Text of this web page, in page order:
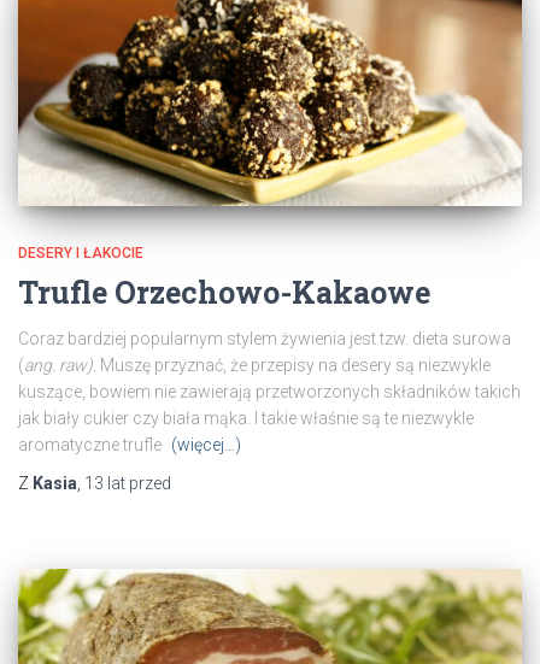
DESERY I ŁAKOCIE
Trufle Orzechowo-Kakaowe
Coraz bardziej popularnym stylem żywienia jest tzw. dieta surowa
(ang. raw). Muszę przyznać, że przepisy na desery są niezwykle
kuszące, bowiem nie zawierają przetworzonych składników takich
jak biały cukier czy biała mąka. I takie właśnie są te niezwykle
aromatyczne trufle (więcej…)
Z Kasia 13 lat przed